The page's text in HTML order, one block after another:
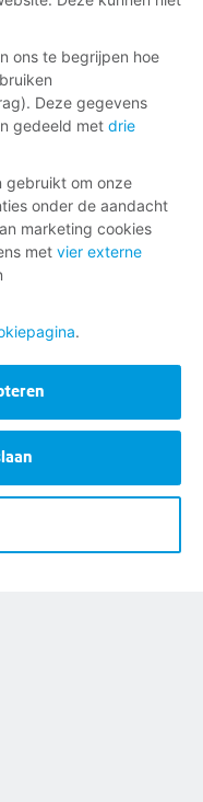
FNV zet
voor migranten op
Zoals gelijk loon
en het bestrijden
inkomen en
buurt
ons te begrijpen hoe
Deze gegevens
gedeeld met drie
gebruikt om onze
onder de aandacht
marketing cookies
met vier externe
.